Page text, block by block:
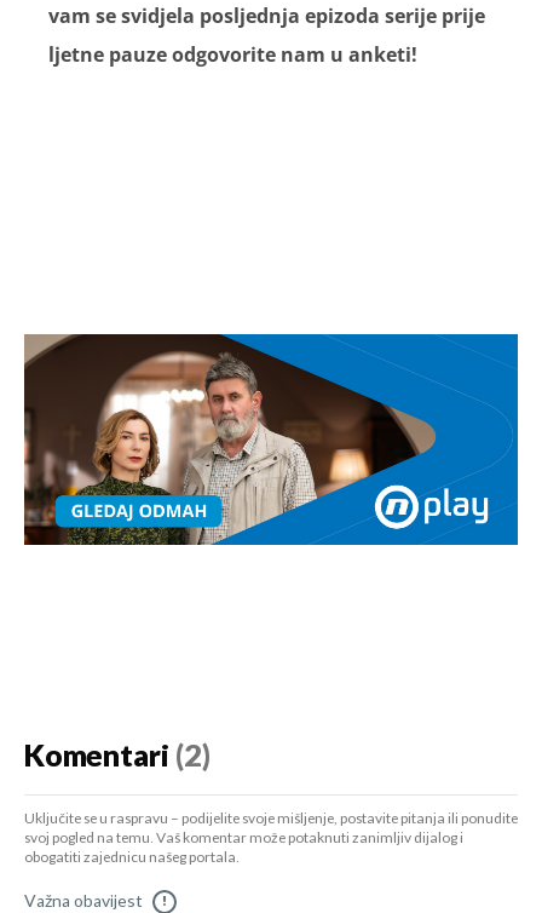
vam se svidjela posljednja epizoda serije prije
ljetne pauze odgovorite nam u anketi!
Komentari (2)
Uključite se u raspravu – podijelite svoje mišljenje, postavite pitanja ili ponudite
svoj pogled na temu. Vaš komentar može potaknuti zanimljiv dijalog i
obogatiti zajednicu našeg portala.
Važna obavijest !